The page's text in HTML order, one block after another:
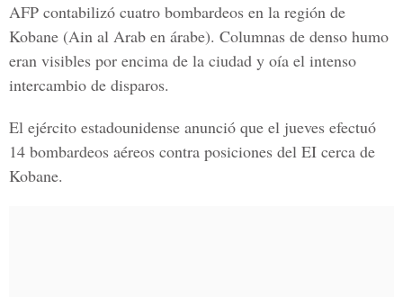
AFP contabilizó cuatro bombardeos en la región de
Kobane (Ain al Arab en árabe). Columnas de denso humo
eran visibles por encima de la ciudad y oía el intenso
intercambio de disparos.
El ejército estadounidense anunció que el jueves efectuó
14 bombardeos aéreos contra posiciones del EI cerca de
Kobane.